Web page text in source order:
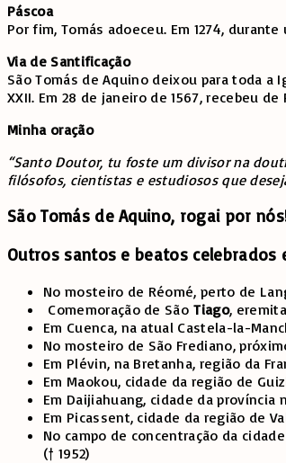
Páscoa
Por fim, Tomás adoeceu. Em 1274,
Via de Santificação
São Tomás de Aquino deixou para toda a
XXII. Em 28 de janeiro de 1567, recebeu
Minha oração
“Santo Doutor, tu foste um divisor na
filósofos, cientistas e estudiosos que
São Tomás de Aquino, rogai por
Outros santos e beatos celebrados
No mosteiro de Réomé, perto de
Comemoração de SãoTiago,
Em Cuenca, na atual Castela-la-
No mosteiro de São Frediano,
Em Plévin, na Bretanha, região da
Em Maokou, cidade da região de
Em Daijiahuang, cidade da província
Em Picassent, cidade da região de
No campo de concentração da
(† 1952)